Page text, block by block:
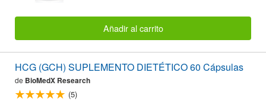
Añadir al carrito
HCG (GCH) SUPLEMENTO DIETÉTICO 60 Cápsulas
de BioMedX Research
(5)